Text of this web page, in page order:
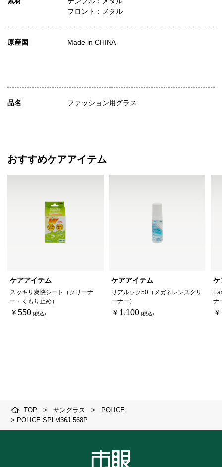
フロント：メタル
原産国 Made in CHINA
品名 ファッション用グラス
おすすめケアアイテム
ケアアイテム
スッキリ爽快シート（クリーナ
ー・くもり止め）
￥550
ケアアイテム
リアルック50（メガネレンズクリ
ーナー）
￥1,100
ケ
ナ
TOP > サングラス >
POLICE
> POLICE SPLM36J 568P